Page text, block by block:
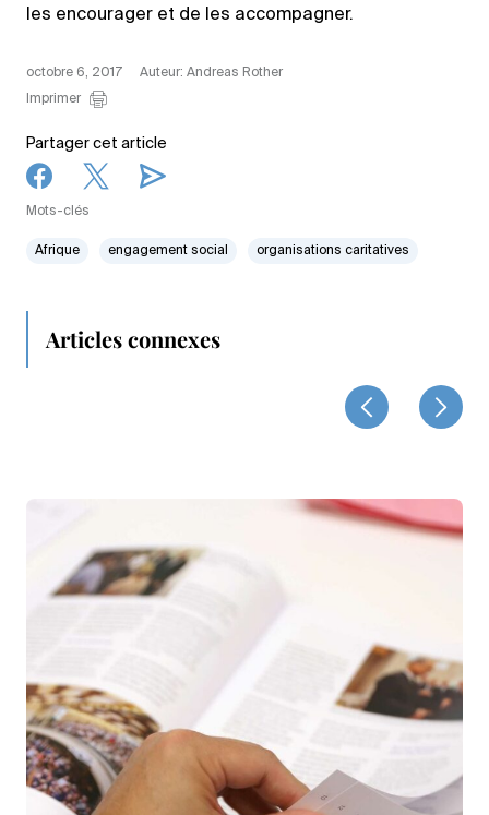
les encourager et de les accompagner.
octobre 6, 2017
Auteur: Andreas Rother
Imprimer
Partager cet article
Mots-clés
Afrique engagement social organisations caritatives
Articles connexes